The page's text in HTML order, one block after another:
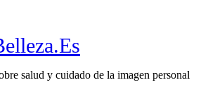
salud y cuidado de la imagen personal